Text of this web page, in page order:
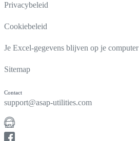
Privacybeleid
Cookiebeleid
Je Excel-gegevens blijven op je computer
Sitemap
Contact
support@asap-utilities.com